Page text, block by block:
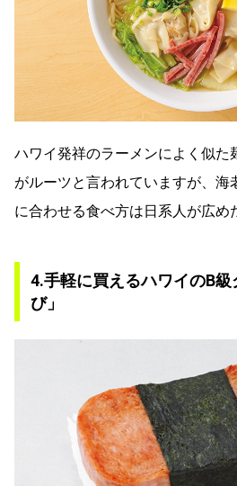
ハワイ発祥のラーメンによく似た
がルーツと言われていますが、海
に合わせる食べ方は日系人が広め
4.手軽に買えるハワイのB
び」